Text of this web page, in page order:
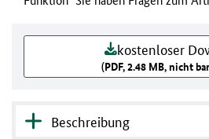
kostenloser
(PDF, 2.48 MB, nicht
Beschreibung